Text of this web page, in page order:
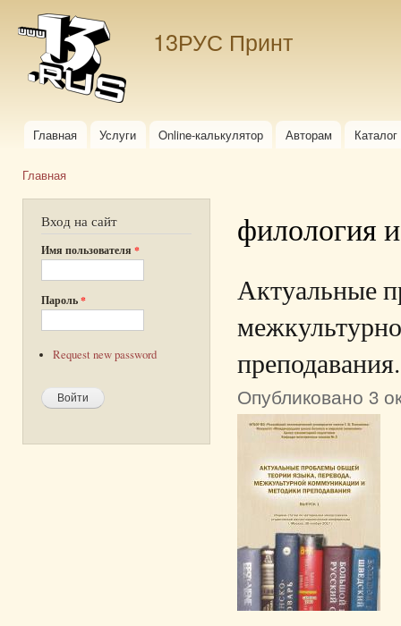
13РУС Принт
Главное меню
Главная Услуги Online-калькулятор Авторам
Главная
Вход на сайт
Имя пользователя *
Пароль*
Request new password
филология
Актуальные
Опубликовано 3